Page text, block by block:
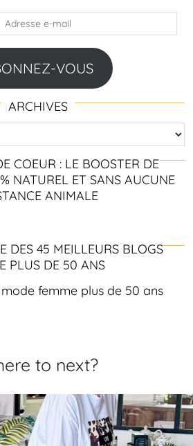
VOUS
ARCHIVES
COEUR : LE BOOSTER DE
NATUREL ET SANS AUCUNE
ANIMALE
DES 45 MEILLEURS BLOGS
PLUS DE 50 ANS
to next?